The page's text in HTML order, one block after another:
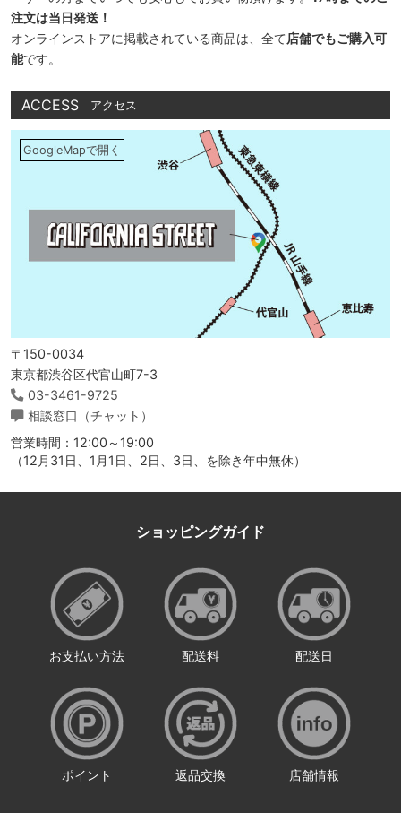
注文は当日発送！
オンラインストアに掲載されている商品は、全て店舗でもご購入可
能です。
ACCESS アクセス
GoogleMapで開く
〒150-0034
東京都渋谷区代官山町7-3
03-3461-9725
相談窓口（チャット）
営業時間：12:00～19:00
（12月31日、1月1日、2日、3日、を除き年中無休）
ショッピングガイド
お支払い方法 配送料 配送日
ポイント 返品交換 店舗情報